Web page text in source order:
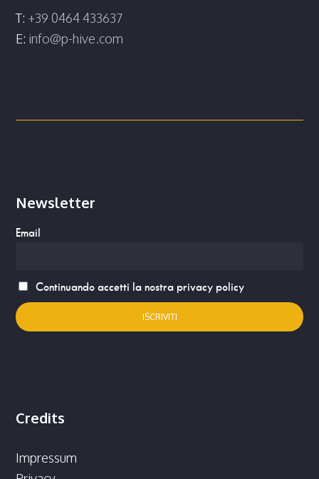
T: +39 0464 433637
E: info@p-hive.com
Newsletter
Email
Continuando accetti la nostra privacy policy
Credits
Impressum